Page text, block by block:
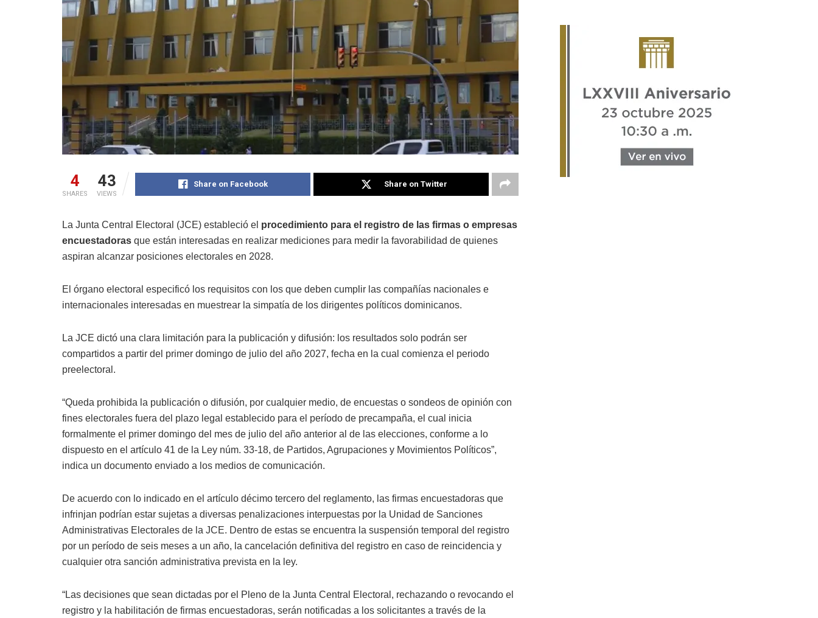
4
SHARES
43
VIEWS
Share on Facebook Share on Twitter
La Junta Central Electoral (JCE) estableció el procedimiento para el registro de las firmas o empresas
encuestadoras que están interesadas en realizar mediciones para medir la favorabilidad de quienes
aspiran alcanzar posiciones electorales en 2028.
El órgano electoral especificó los requisitos con los que deben cumplir las compañías nacionales e
internacionales interesadas en muestrear la simpatía de los dirigentes políticos dominicanos.
La JCE dictó una clara limitación para la publicación y difusión: los resultados solo podrán ser
compartidos a partir del primer domingo de julio del año 2027, fecha en la cual comienza el periodo
preelectoral.
“Queda prohibida la publicación o difusión, por cualquier medio, de encuestas o sondeos de opinión con
fines electorales fuera del plazo legal establecido para el período de precampaña, el cual inicia
formalmente el primer domingo del mes de julio del año anterior al de las elecciones, conforme a lo
dispuesto en el artículo 41 de la Ley núm. 33-18, de Partidos, Agrupaciones y Movimientos Políticos”,
indica un documento enviado a los medios de comunicación.
De acuerdo con lo indicado en el artículo décimo tercero del reglamento, las firmas encuestadoras que
infrinjan podrían estar sujetas a diversas penalizaciones interpuestas por la Unidad de Sanciones
Administrativas Electorales de la JCE. Dentro de estas se encuentra la suspensión temporal del registro
por un período de seis meses a un año, la cancelación definitiva del registro en caso de reincidencia y
cualquier otra sanción administrativa prevista en la ley.
“Las decisiones que sean dictadas por el Pleno de la Junta Central Electoral, rechazando o revocando el
registro y la habilitación de firmas encuestadoras, serán notificadas a los solicitantes a través de la